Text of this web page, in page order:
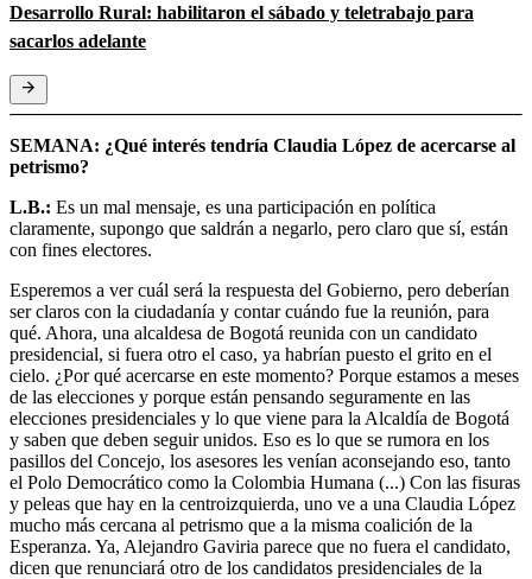
Desarrollo Rural: habilitaron el sábado y teletrabajo para
sacarlos adelante
SEMANA: ¿Qué interés tendría Claudia López de acercarse al
petrismo?
L.B.: Es un mal mensaje, es una participación en política
claramente, supongo que saldrán a negarlo, pero claro que sí, están
con fines electores.
Esperemos a ver cuál será la respuesta del Gobierno, pero deberían
ser claros con la ciudadanía y contar cuándo fue la reunión, para
qué. Ahora, una alcaldesa de Bogotá reunida con un candidato
presidencial, si fuera otro el caso, ya habrían puesto el grito en el
cielo. ¿Por qué acercarse en este momento? Porque estamos a meses
de las elecciones y porque están pensando seguramente en las
elecciones presidenciales y lo que viene para la Alcaldía de Bogotá
y saben que deben seguir unidos. Eso es lo que se rumora en los
pasillos del Concejo, los asesores les venían aconsejando eso, tanto
el Polo Democrático como la Colombia Humana (...) Con las fisuras
y peleas que hay en la centroizquierda, uno ve a una Claudia López
mucho más cercana al petrismo que a la misma coalición de la
Esperanza. Ya, Alejandro Gaviria parece que no fuera el candidato,
dicen que renunciará otro de los candidatos presidenciales de la